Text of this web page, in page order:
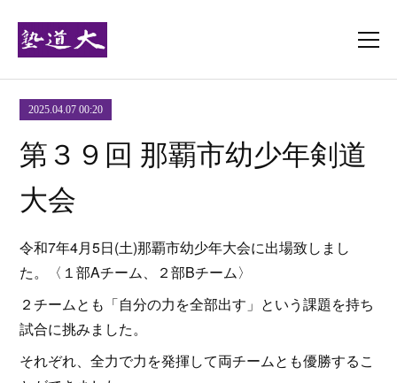
2025.04.07 00:20
第３９回 那覇市幼少年剣道
大会
令和7年4月5日(土)那覇市幼少年大会に出場致しまし
た。〈１部Aチーム、２部Bチーム〉
２チームとも「自分の力を全部出す」という課題を持ち
試合に挑みました。
それぞれ、全力で力を発揮して両チームとも優勝するこ